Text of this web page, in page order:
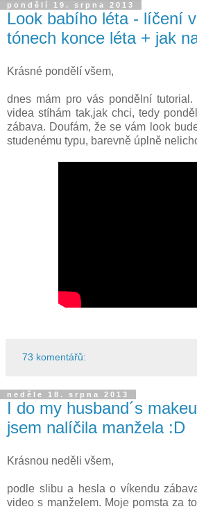
pondělí 19. srpna 2013
Look babího léta - líčení
tónech konce léta + jak
Krásné pondělí všem,
dnes mám pro vás pondělní tutorial.
videa stíhám tak,jak chci, tedy
zábava. Doufám, že se vám look
studenému typu, barevně úplně
73 komentářů:
neděle 18. srpna 2013
I do my husband´s
jsem nalíčila manžela :D
Krásnou neděli všem,
podle slibu a hesla o víkendu
video s manželem. Moje pomsta za